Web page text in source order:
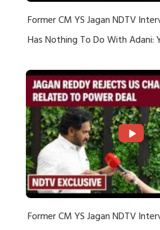
Former CM YS Jagan NDTV
Has Nothing To Do With Adani:
Former CM YS Jagan NDTV